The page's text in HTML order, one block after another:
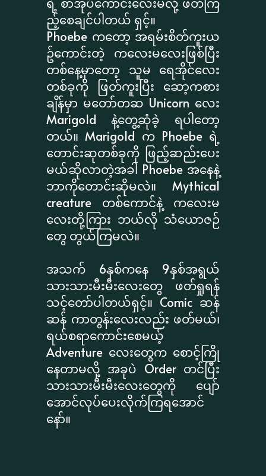
ည့်စေချင်ပါတယ် ရှင့်။
Phoebe ကတော့ အရမ်းစိတ်ကူးယ
ဥ်ကောင်းတဲ့ ကလေးမလေးဖြစ်ပြီး
တစ်နေ့မှာတော့ သူမ ရေအိုင်လေး
တစ်ခုကို ဖြတ်ကူးပြီး ဆော့ကစား
ချိန်မှာ မတော်တဆ Unicorn လေး
Marigold နဲ့တွေ့ဆုံခဲ့ ရပါတော့
တယ်။ Marigold က Phoebe ရဲ့
တောင်းဆုတစ်ခုကို ဖြည့်ဆည်းပေး
မယ်ဆိုလာတဲ့အခါ Phoebe အနေနဲ့
ဘာကိုတောင်းဆိုမလဲ။ Mythical
creature တစ်ကောင်နဲ့ ကလေးမ
လေးတို့ကြား ဘယ်လို သံယောဇဉ်
တွေ တွယ်ကြမလဲ။
အသက် 6နှစ်ကနေ 9နှစ်အရွယ်
သားသားမီးမီးလေးတွေ ဖတ်ရှုရန်
သင့်တော်ပါတယ်ရှင့်။ Comic ဆန်
ဆန် ကာတွန်းလေးလည်း ဖတ်မယ်၊
ရယ်စရာကောင်းစေမယ့်
Adventure လေးတွေက စောင့်ကြို
နေတာမလို့ အခုပဲ Order တင်ပြီး
သားသားမီးမီးလေးတွေကို ပျော်
အောင်လုပ်ပေးလိုက်ကြရအောင်
နော်။